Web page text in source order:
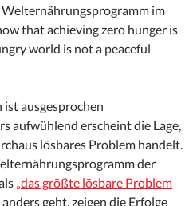
im
that achieving zero hunger is
world is not a peaceful
ausgesprochen
aufwühlend erscheint die Lage,
lösbares Problem handelt.
der
„das größte lösbare Problem
anders geht, zeigen die Erfolge